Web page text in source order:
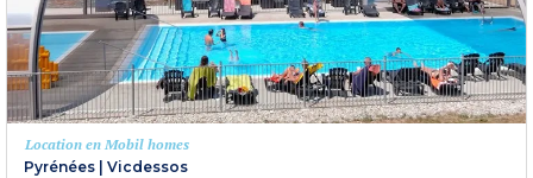
Location en Mobil homes
Pyrénées
Vicdessos